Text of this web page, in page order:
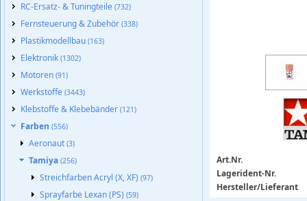
RC-Ersatz- & Tuningteile (732)
Fernsteuerung & Zubehör (338)
Plastikmodellbau (163)
Elektronik (1302)
Motoren (91)
Werkstoffe (3443)
Klebstoffe & Klebebänder (121)
Farben (556)
Aeronaut (3)
Tamiya (256)
Streichfarben Acryl (X, XF) (97)
Sprayfarbe Lexan (PS) (59)
Art.Nr.
Lagerident-Nr.
Hersteller/Lieferant